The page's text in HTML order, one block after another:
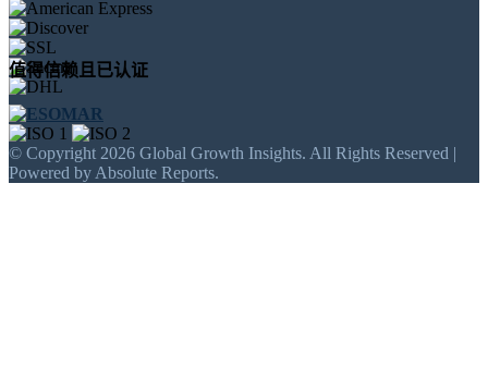
值得信赖且已认证
© Copyright 2026 Global Growth Insights. All Rights Reserved |
Powered by Absolute Reports.